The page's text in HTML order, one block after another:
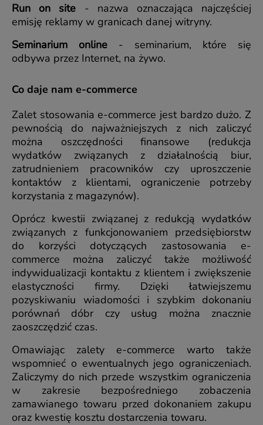
Run on site - nazwa oznaczająca najczęściej
emisję reklamy w granicach danej witryny.
Seminarium online - seminarium, które się
odbywa przez Internet, na żywo.
Co daje nam e-commerce
Zalet stosowania e-commerce jest bardzo dużo. Z
pewnością do najważniejszych z nich zaliczyć
można oszczędności finansowe (redukcja
wydatków związanych z działalnością biur,
zatrudnieniem pracowników czy uproszczenie
kontaktów z klientami, ograniczenie potrzeby
korzystania z magazynów).
Oprócz kwestii związanej z redukcją wydatków
związanych z funkcjonowaniem przedsiębiorstw
do korzyści dotyczących zastosowania e-
commerce można zaliczyć także możliwość
indywidualizacji kontaktu z klientem i zwiększenie
elastyczności firmy. Dzięki łatwiejszemu
pozyskiwaniu wiadomości i szybkim dokonaniu
porównań dóbr czy usług można znacznie
zaoszczędzić czas.
Omawiając zalety e-commerce warto także
wspomnieć o ewentualnych jego ograniczeniach.
Zaliczymy do nich przede wszystkim ograniczenia
w zakresie bezpośredniego zobaczenia
zamawianego towaru przed dokonaniem zakupu
oraz kwestię kosztu dostarczenia towaru.